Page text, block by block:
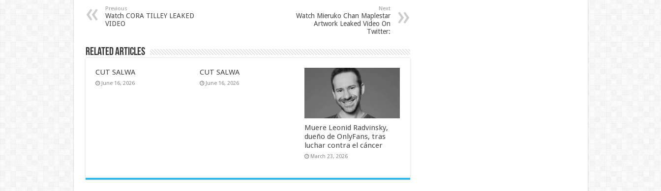
Previous
Watch CORA TILLEY LEAKED
VIDEO
Next
Watch Mieruko Chan Maplestar
Artwork Leaked Video On
Twitter:
Related Articles
CUT SALWA
June 16, 2026
CUT SALWA
June 16, 2026
Muere Leonid Radvinsky,
dueño de OnlyFans, tras
luchar contra el cáncer
March 23, 2026